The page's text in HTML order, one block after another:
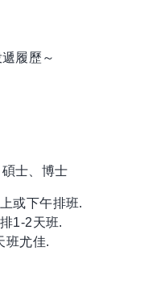
履歷～
士、博士
或下午排班.
1-2天班.
班尤佳.